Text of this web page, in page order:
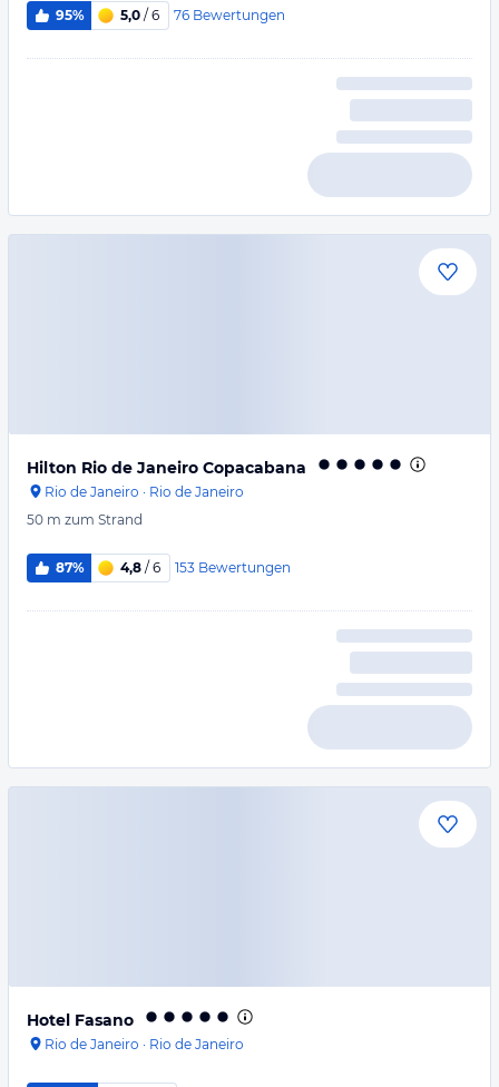
95% 5,0 / 6 76 Bewertungen
Hilton Rio de Janeiro Copacabana
Rio de Janeiro · Rio de Janeiro
50 m zum Strand
87% 4,8 / 6 153 Bewertungen
Hotel Fasano
Rio de Janeiro · Rio de Janeiro